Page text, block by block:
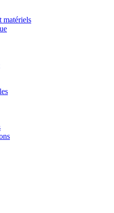
matériels